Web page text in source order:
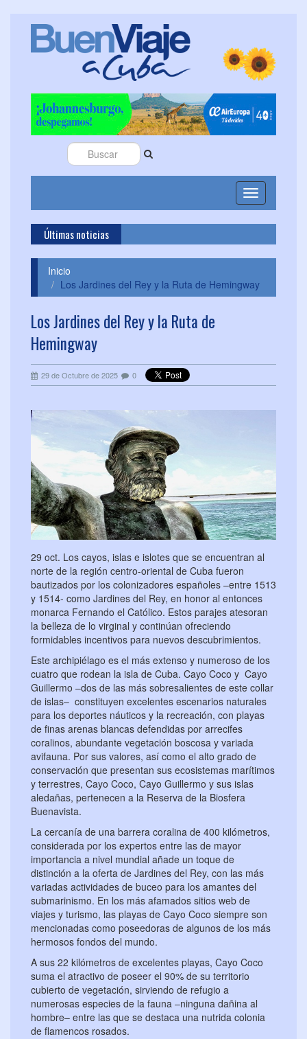
Toggle
navigation
Últimas noticias
Inicio
Los Jardines del Rey y la Ruta de Hemingway
Los Jardines del Rey y la Ruta de
Hemingway
29 de Octubre de 2025 0
29 oct. Los cayos, islas e islotes que se encuentran al
norte de la región centro-oriental de Cuba fueron
bautizados por los colonizadores españoles –entre 1513
y 1514- como Jardines del Rey, en honor al entonces
monarca Fernando el Católico. Estos parajes atesoran
la belleza de lo virginal y continúan ofreciendo
formidables incentivos para nuevos descubrimientos.
Este archipiélago es el más extenso y numeroso de los
cuatro que rodean la isla de Cuba. Cayo Coco y Cayo
Guillermo –dos de las más sobresalientes de este collar
de islas– constituyen excelentes escenarios naturales
para los deportes náuticos y la recreación, con playas
de finas arenas blancas defendidas por arrecifes
coralinos, abundante vegetación boscosa y variada
avifauna. Por sus valores, así como el alto grado de
conservación que presentan sus ecosistemas marítimos
y terrestres, Cayo Coco, Cayo Guillermo y sus islas
aledañas, pertenecen a la Reserva de la Biosfera
Buenavista.
La cercanía de una barrera coralina de 400 kilómetros,
considerada por los expertos entre las de mayor
importancia a nivel mundial añade un toque de
distinción a la oferta de Jardines del Rey, con las más
variadas actividades de buceo para los amantes del
submarinismo. En los más afamados sitios web de
viajes y turismo, las playas de Cayo Coco siempre son
mencionadas como poseedoras de algunos de los más
hermosos fondos del mundo.
A sus 22 kilómetros de excelentes playas, Cayo Coco
suma el atractivo de poseer el 90% de su territorio
cubierto de vegetación, sirviendo de refugio a
numerosas especies de la fauna –ninguna dañina al
hombre– entre las que se destaca una nutrida colonia
de flamencos rosados.